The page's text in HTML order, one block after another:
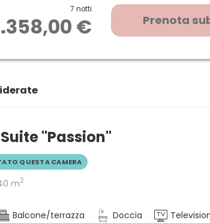
differire leggermente dalla camera)
7 notti
€ Prenota
"Passion"
QUESTA CAMERA
m2
Balcone/terrazza Doccia